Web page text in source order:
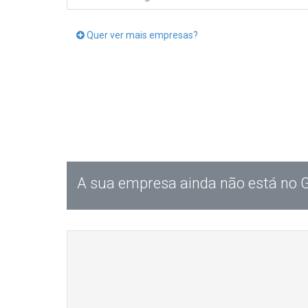
Quer ver mais empresas?
A sua empresa ainda não está no